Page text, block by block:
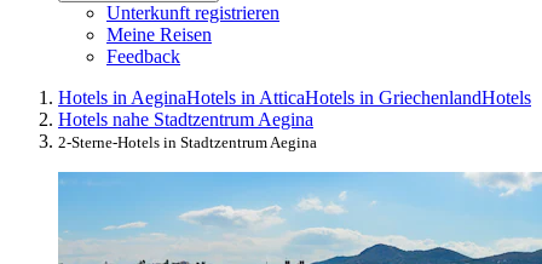
Unterkunft registrieren
Meine Reisen
Feedback
Hotels in AeginaHotels in AtticaHotels in GriechenlandHotels
Hotels nahe Stadtzentrum Aegina
2-Sterne-Hotels in Stadtzentrum Aegina